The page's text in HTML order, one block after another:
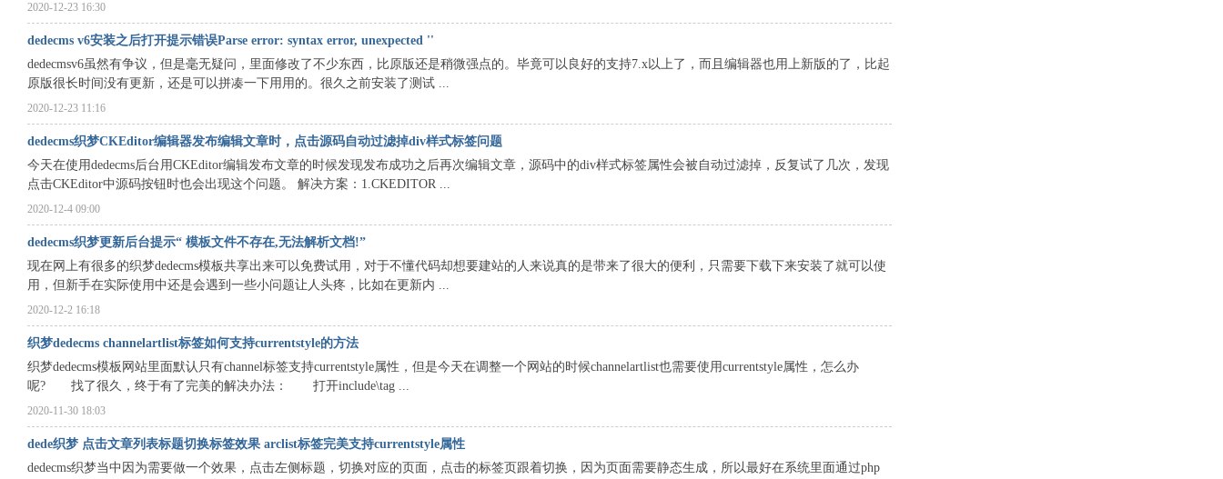
2020-12-23 16:30
dedecms v6安装之后打开提示错误Parse error: syntax error, unexpected ''
dedecmsv6虽然有争议，但是毫无疑问，里面修改了不少东西，比原版还是稍微强点的。毕竟可以良好的支持7.x以上了，而且编辑器也用上新版的了，比起
原版很长时间没有更新，还是可以拼凑一下用用的。很久之前安装了测试 ...
2020-12-23 11:16
dedecms织梦CKEditor编辑器发布编辑文章时，点击源码自动过滤掉div样式标签问题
今天在使用dedecms后台用CKEditor编辑发布文章的时候发现发布成功之后再次编辑文章，源码中的div样式标签属性会被自动过滤掉，反复试了几次，发现
点击CKEditor中源码按钮时也会出现这个问题。 解决方案：1.CKEDITOR ...
2020-12-4 09:00
dedecms织梦更新后台提示“ 模板文件不存在,无法解析文档!”
现在网上有很多的织梦dedecms模板共享出来可以免费试用，对于不懂代码却想要建站的人来说真的是带来了很大的便利，只需要下载下来安装了就可以使
用，但新手在实际使用中还是会遇到一些小问题让人头疼，比如在更新内 ...
2020-12-2 16:18
织梦dedecms channelartlist标签如何支持currentstyle的方法
织梦dedecms模板网站里面默认只有channel标签支持currentstyle属性，但是今天在调整一个网站的时候channelartlist也需要使用currentstyle属性，怎么办
呢? 找了很久，终于有了完美的解决办法： 打开include\tag ...
2020-11-30 18:03
dede织梦 点击文章列表标题切换标签效果 arclist标签完美支持currentstyle属性
dedecms织梦当中因为需要做一个效果，点击左侧标题，切换对应的页面，点击的标签页跟着切换，因为页面需要静态生成，所以最好在系统里面通过php